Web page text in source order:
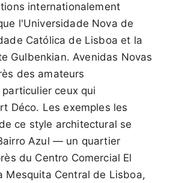
internationalement
l'Universidade Nova de
Católica de Lisboa et la
Gulbenkian. Avenidas Novas
des amateurs
ceux qui
Déco. Les exemples les
ce style architectural se
Azul — un quartier
du Centro Comercial El
Mesquita Central de Lisboa,